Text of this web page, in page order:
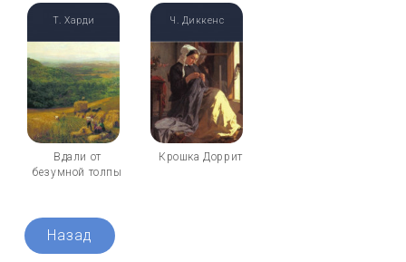
Вдали от
безумной толпы
Т. Харди
Крошка Доррит
Ч. Диккенс
Назад